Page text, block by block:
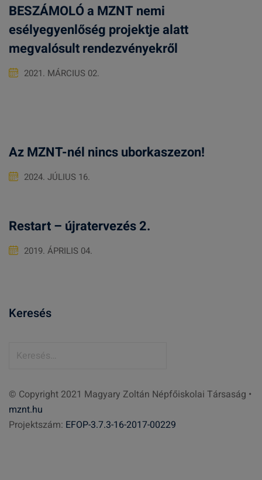
BESZÁMOLÓ a MZNT nemi
esélyegyenlőség projektje alatt
megvalósult rendezvényekről
2021. MÁRCIUS 02.
Az MZNT-nél nincs uborkaszezon!
2024. JÚLIUS 16.
Restart – újratervezés 2.
2019. ÁPRILIS 04.
Keresés
e
s
é
© Copyright 2021 Magyary Zoltán Népfőiskolai Társaság •
mznt.hu
Projektszám: EFOP-3.7.3-16-2017-00229